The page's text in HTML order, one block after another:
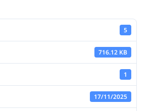
5
716.12 KB
1
17/11/2025